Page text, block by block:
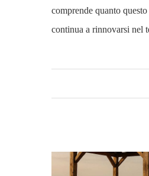
comprende quanto
continua a rinnovarsi nel